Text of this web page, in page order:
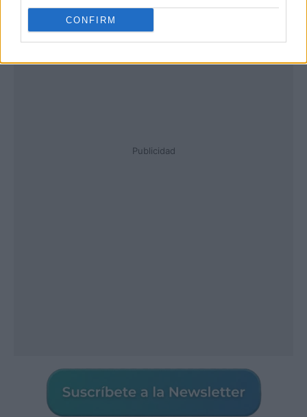
CONFIRM
Publicidad